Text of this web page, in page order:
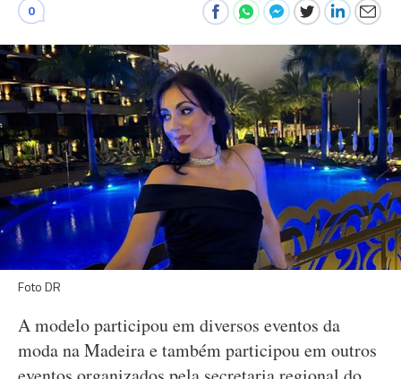
0
Foto DR
A modelo participou em diversos eventos da
moda na Madeira e também participou em outros